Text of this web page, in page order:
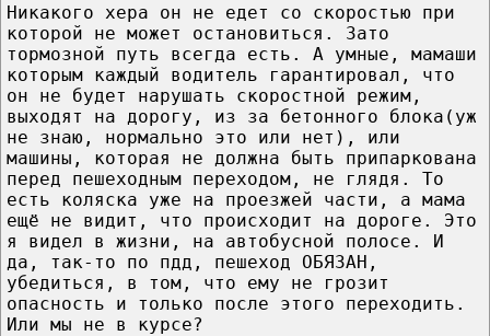
Никакого хера он не едет со скоростью при
которой не может остановиться. Зато
тормозной путь всегда есть. А умные, мамаши
которым каждый водитель гарантировал, что
он не будет нарушать скоростной режим,
выходят на дорогу, из за бетонного блока(уж
не знаю, нормально это или нет), или
машины, которая не должна быть припаркована
перед пешеходным переходом, не глядя. То
есть коляска уже на проезжей части, а мама
ещё не видит, что происходит на дороге. Это
я видел в жизни, на автобусной полосе. И
да, так-то по пдд, пешеход ОБЯЗАН,
убедиться, в том, что ему не грозит
опасность и только после этого переходить.
Или мы не в курсе?